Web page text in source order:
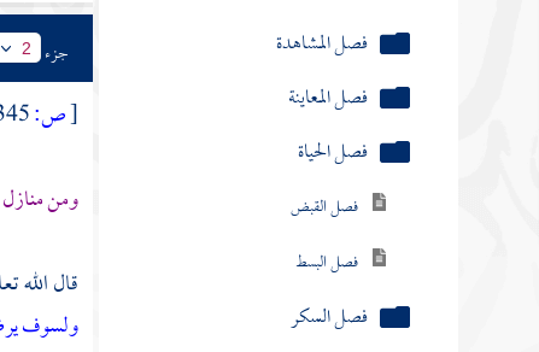
فصل المشاهدة
فصل المعاينة
فصل الحياة
فصل القبض
فصل البسط
فصل السكر
جزء 2
[ص:
ومن منازل
قال الله
ولسوف